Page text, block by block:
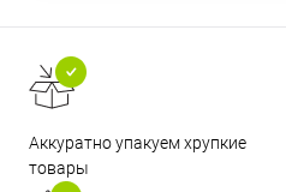
Аккуратно упакуем хрупкие
товары